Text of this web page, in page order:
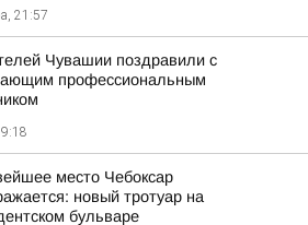
21:57
Чувашии поздравили с
профессиональным
место Чебоксар
новый тротуар на
бульваре